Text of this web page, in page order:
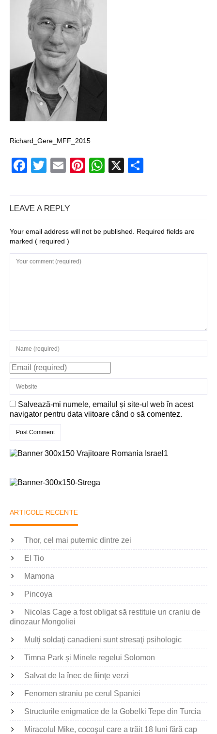
un craniu de
dinozaur Mongoliei
Mulţi soldaţi
canadieni sunt
stresaţi psihologic
Timna Park şi
Minele regelui
Solomon
Salvat de la înec de
fiinţe verzi
cerul Spaniei
enigmatice de la
Gobelki Tepe din
Richard_Gere_MFF_2015
Facebook
Twitter
EmailPinterest
WhatsApp
X
LEAVE A REPLY
Your email address will not be published. Required fields are
marked ( required )
Salvează-mi numele, emailul și site-ul web în acest
navigator pentru data viitoare când o să comentez.
ARTICOLE RECENTE
Thor, cel mai puternic dintre zei
El Tio
Mamona
Pincoya
Nicolas Cage a fost obligat să restituie un craniu de
dinozaur Mongoliei
Mulţi soldaţi canadieni sunt stresaţi psihologic
Timna Park şi Minele regelui Solomon
Salvat de la înec de fiinţe verzi
Fenomen straniu pe cerul Spaniei
Structurile enigmatice de la Gobelki Tepe din Turcia
Miracolul Mike, cocoşul care a trăit 18 luni fără cap